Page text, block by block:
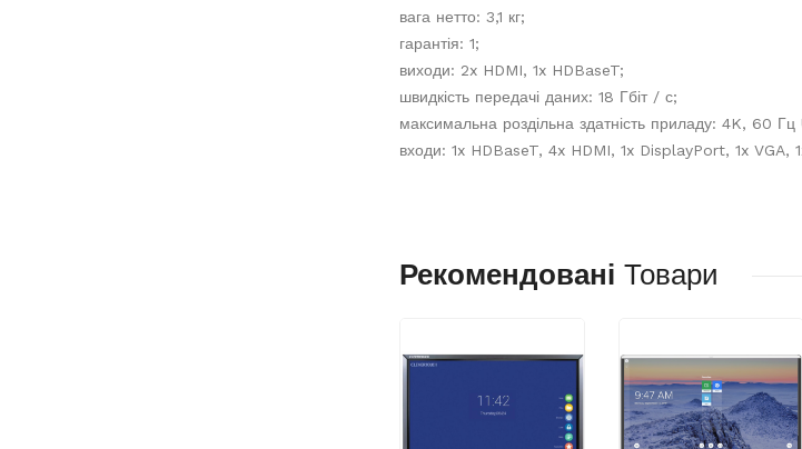
вага нетто: 3,1 кг;
гарантія: 1;
виходи: 2x HDMI, 1x HDBaseT;
швидкість передачі даних: 18 Гбіт / с;
максимальна роздільна здатність приладу: 4K, 60
входи: 1x HDBaseT, 4x HDMI, 1x DisplayPort, 1x VGA,
Рекомендовані Товари